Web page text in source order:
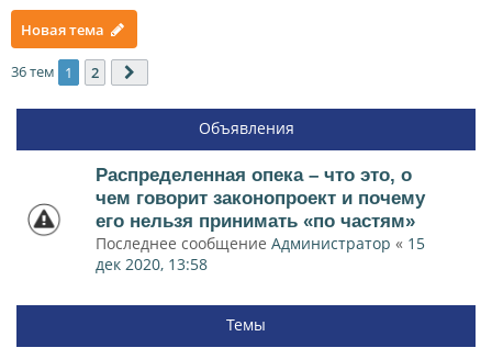
Новая тема
36 тем 1 2
Объявления
Распределенная опека – что это, о
чем говорит законопроект и почему
его нельзя принимать «по частям»
Последнее сообщение Администратор « 15
дек 2020, 13:58
Темы